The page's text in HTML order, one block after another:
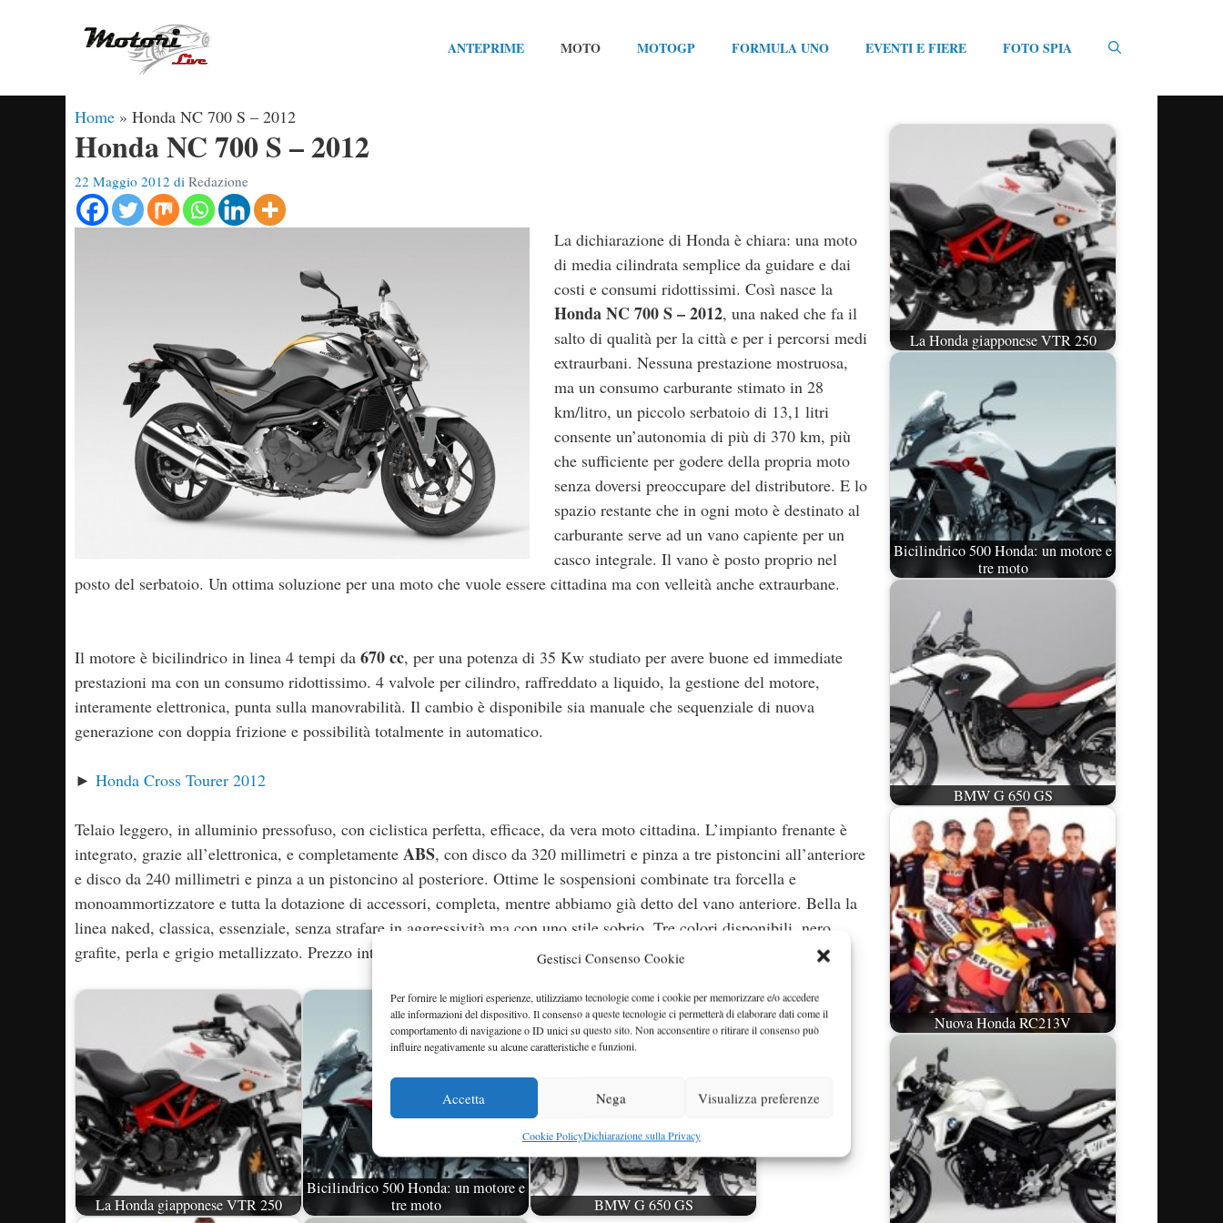
Gestisci Consenso Cookie
Per fornire le migliori esperienze, utilizziamo tecnologie come i cookie per memorizzare e/o accedere
alle informazioni del dispositivo. Il consenso a queste tecnologie ci permetterà di elaborare dati come il
comportamento di navigazione o ID unici su questo sito. Non acconsentire o ritirare il consenso può
influire negativamente su alcune caratteristiche e funzioni.
Accetta Nega Visualizza preferenze
Cookie PolicyDichiarazione sulla Privacy
ANTEPRIME MOTO MOTOGP FORMULA UNO EVENTI E FIERE FOTO SPIA
Home » Honda NC 700 S – 2012
Honda NC 700 S – 2012
22 Maggio 2012 di Redazione
La dichiarazione di Honda è chiara: una moto
di media cilindrata semplice da guidare e dai
costi e consumi ridottissimi. Così nasce la
Honda NC 700 S – 2012, una naked che fa il
salto di qualità per la città e per i percorsi medi
extraurbani. Nessuna prestazione mostruosa,
ma un consumo carburante stimato in 28
km/litro, un piccolo serbatoio di 13,1 litri
consente un’autonomia di più di 370 km, più
che sufficiente per godere della propria moto
senza doversi preoccupare del distributore. E lo
spazio restante che in ogni moto è destinato al
carburante serve ad un vano capiente per un
casco integrale. Il vano è posto proprio nel
posto del serbatoio. Un ottima soluzione per una moto che vuole essere cittadina ma con velleità anche extraurbane.
Il motore è bicilindrico in linea 4 tempi da 670 cc, per una potenza di 35 Kw studiato per avere buone ed immediate
prestazioni ma con un consumo ridottissimo. 4 valvole per cilindro, raffreddato a liquido, la gestione del motore,
interamente elettronica, punta sulla manovrabilità. Il cambio è disponibile sia manuale che sequenziale di nuova
generazione con doppia frizione e possibilità totalmente in automatico.
► Honda Cross Tourer 2012
Telaio leggero, in alluminio pressofuso, con ciclistica perfetta, efficace, da vera moto cittadina. L’impianto frenante è
integrato, grazie all’elettronica, e completamente ABS, con disco da 320 millimetri e pinza a tre pistoncini all’anteriore
e disco da 240 millimetri e pinza a un pistoncino al posteriore. Ottime le sospensioni combinate tra forcella e
monoammortizzatore e tutta la dotazione di accessori, completa, mentre abbiamo già detto del vano anteriore. Bella la
linea naked, classica, essenziale, senza strafare in aggressività ma con uno stile sobrio. Tre colori disponibili, nero
grafite, perla e grigio metallizzato. Prezzo intorno ai 6000 euro.
La Honda giapponese VTR 250
Bicilindrico 500 Honda: un motore e
tre moto
BMW G 650 GS
La Honda giapponese VTR 250
Bicilindrico 500 Honda: un motore e
tre moto
BMW G 650 GS
Nuova Honda RC213V